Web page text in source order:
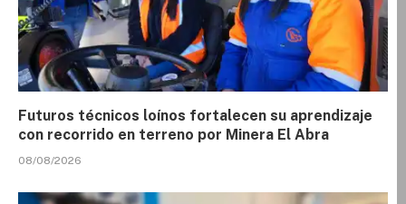
Futuros técnicos loínos fortalecen su aprendizaje
con recorrido en terreno por Minera El Abra
08/08/2026